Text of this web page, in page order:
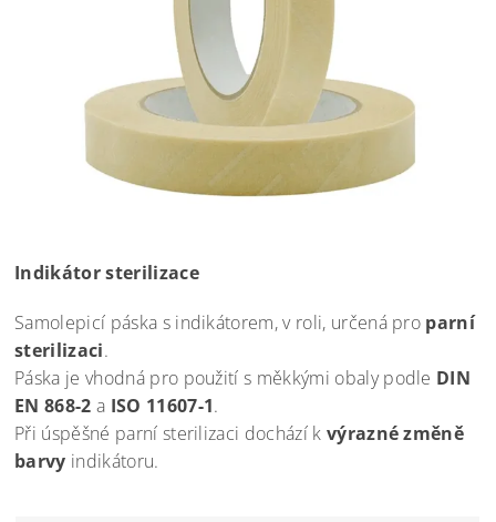
Indikátor sterilizace
Samolepicí páska s indikátorem, v roli, určená pro parní
sterilizaci.
Páska je vhodná pro použití s měkkými obaly podle DIN
EN 868-2 a ISO 11607-1.
Při úspěšné parní sterilizaci dochází k výrazné změně
barvy indikátoru.